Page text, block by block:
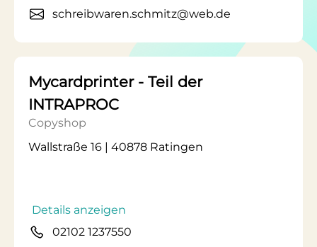
schreibwaren.schmitz@web.de
Mycardprinter - Teil der
INTRAPROC
Copyshop
Wallstraße 16 | 40878 Ratingen
Details anzeigen
02102 1237550